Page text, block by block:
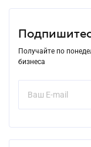
Получайте по
бизнеса